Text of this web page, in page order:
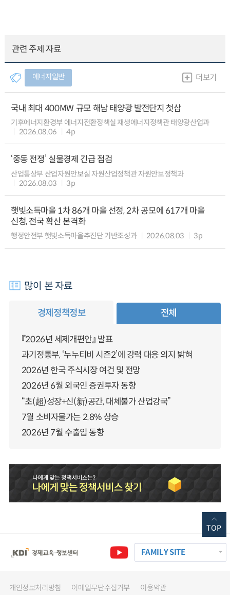
관련 주제 자료
에너지일반 더보기
국내 최대 400MW 규모 해남 태양광 발전단지 첫삽
기후에너지환경부 에너지전환정책실 재생에너지정책관 태양광산업과
2026.08.06
4p
‘중동 전쟁’ 실물경제 긴급 점검
산업통상부 산업자원안보실 자원산업정책관 자원안보정책과
2026.08.03
3p
햇빛소득마을 1차 86개 마을 선정, 2차 공모에 617개 마을
신청, 전국 확산 본격화
행정안전부 햇빛소득마을추진단 기반조성과 2026.08.03 3p
많이 본 자료
경제정책정보 전체
『2026년 세제개편안』 발표
과기정통부, ‘누누티비 시즌2’에 강력 대응 의지 밝혀
2026년 한국 주식시장 여건 및 전망
2026년 6월 외국인 증권투자 동향
“초(超)성장+신(新)공간, 대체불가 산업강국”
7월 소비자물가는 2.8% 상승
2026년 7월 수출입 동향
FAMILY SITE
개인정보처리방침 이메일무단수집거부 이용약관
TOP